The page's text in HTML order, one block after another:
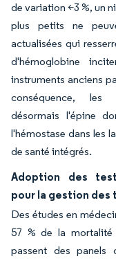
de variation <3 %, un
plus petits ne
actualisées qui
d'hémoglobine
instruments anciens
conséquence, les
désormais l'épine
l'hémostase dans les
de santé intégrés.
Adoption des
pour la gestion des
Des études en
57 % de la mortalité
passent des panels